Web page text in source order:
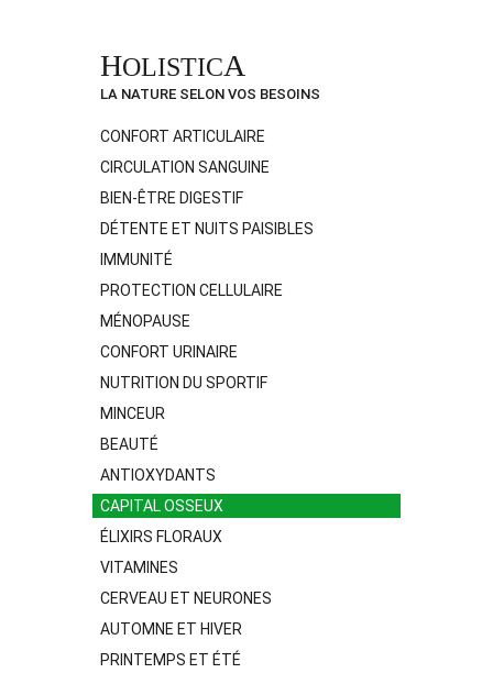
HOLISTICA
LA NATURE SELON VOS BESOINS
CONFORT ARTICULAIRE
CIRCULATION SANGUINE
BIEN-ÊTRE DIGESTIF
DÉTENTE ET NUITS PAISIBLES
IMMUNITÉ
PROTECTION CELLULAIRE
MÉNOPAUSE
CONFORT URINAIRE
NUTRITION DU SPORTIF
MINCEUR
BEAUTÉ
ANTIOXYDANTS
CAPITAL OSSEUX
ÉLIXIRS FLORAUX
VITAMINES
CERVEAU ET NEURONES
AUTOMNE ET HIVER
PRINTEMPS ET ÉTÉ